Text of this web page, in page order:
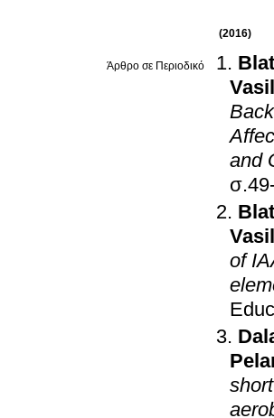
(2016)
Άρθρο σε Περιοδικό
and
of